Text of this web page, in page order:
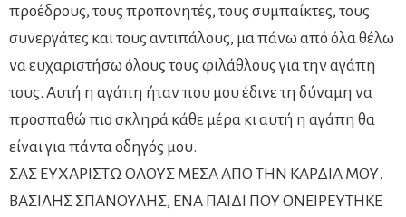
προέδρους, τους προπονητές, τους συμπαίκτες, τους
συνεργάτες και τους αντιπάλους, μα πάνω από όλα θέλω
να ευχαριστήσω όλους τους φιλάθλους για την αγάπη
τους. Αυτή η αγάπη ήταν που μου έδινε τη δύναμη να
προσπαθώ πιο σκληρά κάθε μέρα κι αυτή η αγάπη θα
είναι για πάντα οδηγός μου.
ΣΑΣ ΕΥΧΑΡΙΣΤΩ ΟΛΟΥΣ ΜΕΣΑ ΑΠΟ ΤΗΝ ΚΑΡΔΙΑ ΜΟΥ.
ΒΑΣΙΛΗΣ ΣΠΑΝΟΥΛΗΣ, ΕΝΑ ΠΑΙΔΙ ΠΟΥ ΟΝΕΙΡΕΥΤΗΚΕ